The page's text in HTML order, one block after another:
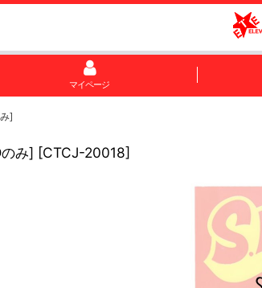
マイページ
]
み] [CTCJ-20018]